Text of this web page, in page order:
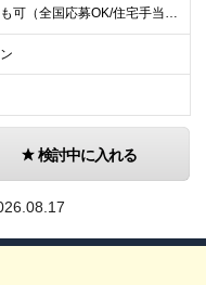
★フルリモート勤務も可（全国応募OK/住宅手当を支給します） ※案件によって常駐が必要になる場合があります。 ※希望がない限り、転勤はありません ※U・Iターン歓迎 ★ルトラの社員は全国各地で活躍中
検討中に入れる